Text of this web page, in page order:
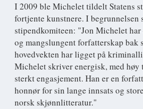
I 2009 ble Michelet tildelt Statens
fortjente kunstnere. I begrunnelsen
stipendkomiteen: "Jon Michelet
og mangslungent forfatterskap bak
hovedvekten har ligget på
Michelet skriver energisk, med høy
sterkt engasjement. Han er en
honnør for sin lange innsats og
norsk skjønnlitteratur."